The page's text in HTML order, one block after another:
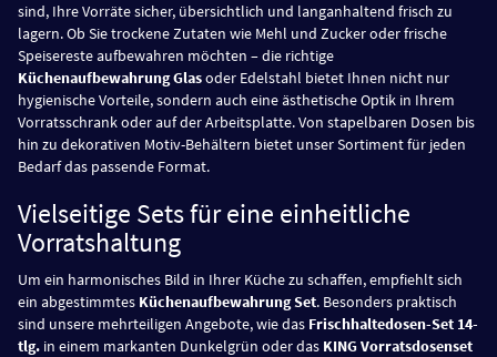
sind, Ihre Vorräte sicher, übersichtlich und langanhaltend frisch zu
lagern. Ob Sie trockene Zutaten wie Mehl und Zucker oder frische
Speisereste aufbewahren möchten – die richtige
Küchenaufbewahrung Glasoder Edelstahl bietet Ihnen nicht nur
hygienische Vorteile, sondern auch eine ästhetische Optik in Ihrem
Vorratsschrank oder auf der Arbeitsplatte. Von stapelbaren Dosen bis
hin zu dekorativen Motiv-Behältern bietet unser Sortiment für jeden
Bedarf das passende Format.
Vielseitige Sets für eine einheitliche
Vorratshaltung
Um ein harmonisches Bild in Ihrer Küche zu schaffen, empfiehlt sich
ein abgestimmtes Küchenaufbewahrung Set. Besonders praktisch
sind unsere mehrteiligen Angebote, wie das Frischhaltedosen-Set 14-
tlg. in einem markanten Dunkelgrün oder das KING Vorratsdosenset